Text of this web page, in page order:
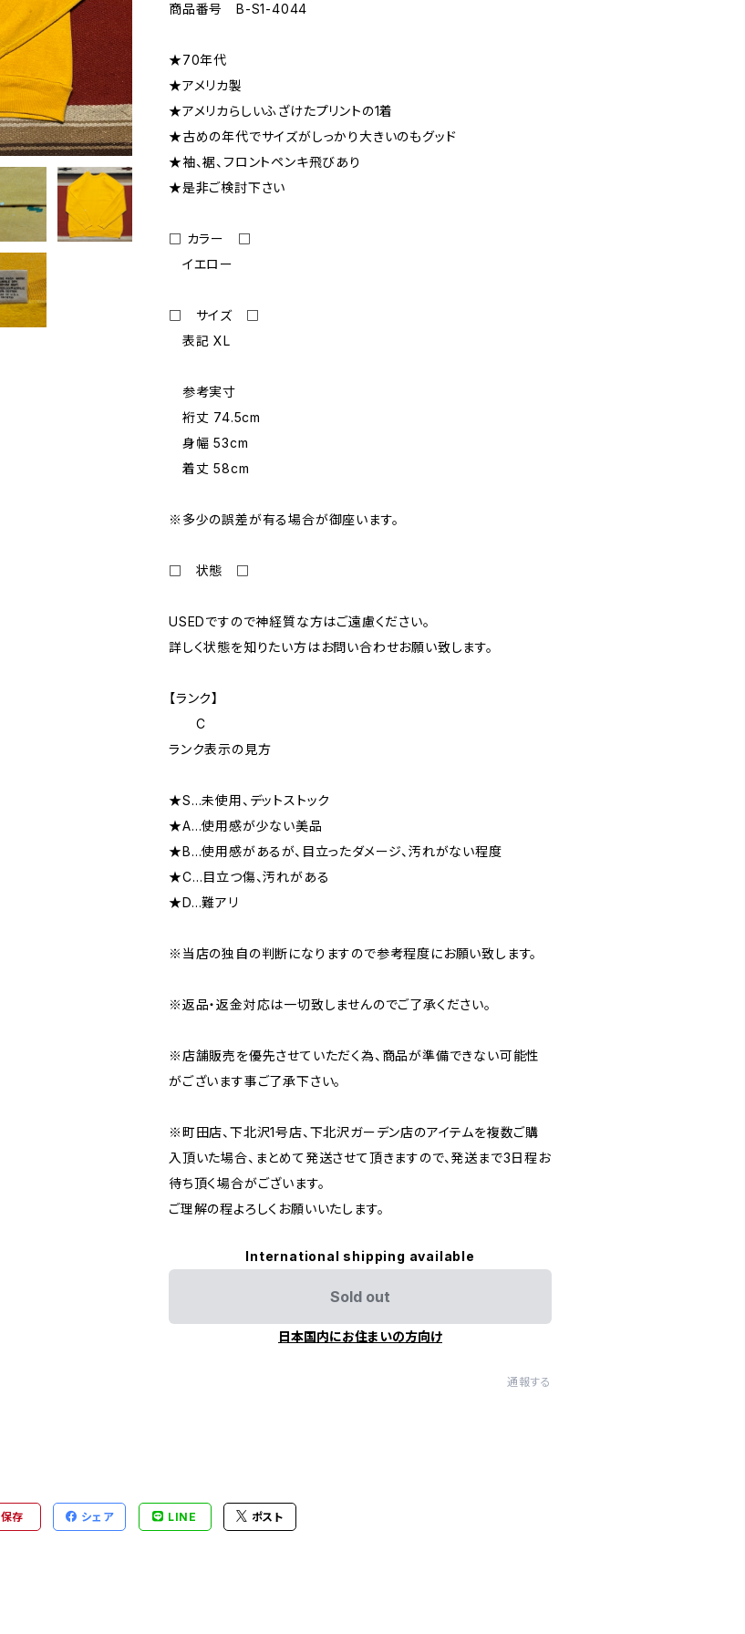
商品番号 B-S1-4044
★70年代
★アメリカ製
★アメリカらしいふざけたプリントの1着
★古めの年代でサイズがしっかり大きいのもグッド
★袖、裾、フロントペンキ飛びあり
★是非ご検討下さい
□ カラー □
イエロー
□ サイズ □
表記 XL
参考実寸
裄丈 74.5cm
身幅 53cm
着丈 58cm
※多少の誤差が有る場合が御座います。
□ 状態 □
USEDですので神経質な方はご遠慮ください。
詳しく状態を知りたい方はお問い合わせお願い致します。
【ランク】
C
ランク表示の見方
★S…未使用、デットストック
★A…使用感が少ない美品
★B…使用感があるが、目立ったダメージ、汚れがない程度
★C…目立つ傷、汚れがある
★D…難アリ
※当店の独自の判断になりますので参考程度にお願い致します。
※返品・返金対応は一切致しませんのでご了承ください。
※店舗販売を優先させていただく為、商品が準備できない可能性
がございます事ご了承下さい。
※町田店、下北沢1号店、下北沢ガーデン店のアイテムを複数ご購
入頂いた場合、まとめて発送させて頂きますので、発送まで3日程お
待ち頂く場合がございます。
ご理解の程よろしくお願いいたします。
International shipping available
Sold out
日本国内にお住まいの方向け
通報する
保存 シェア LINE ポスト